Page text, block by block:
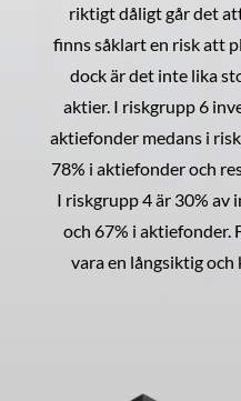
riktigt dåligt går det
finns såklart en risk att
dock är det inte lika
aktier. I riskgrupp 6
aktiefonder medans i
78% i aktiefonder och
I riskgrupp 4 är 30%
och 67% i aktiefonder.
vara en långsiktig